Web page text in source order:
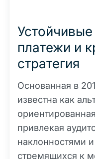
платежи и
стратегия
Основанная в
известна как
привлекая
наклонностями
стремящихся к